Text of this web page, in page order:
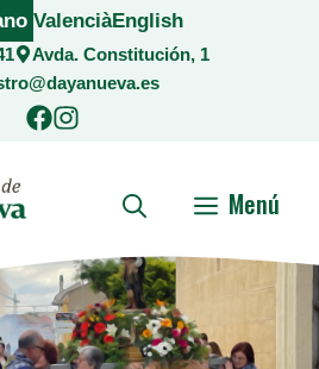
Avda. Constitución, 1
ValenciàEnglish
Menú